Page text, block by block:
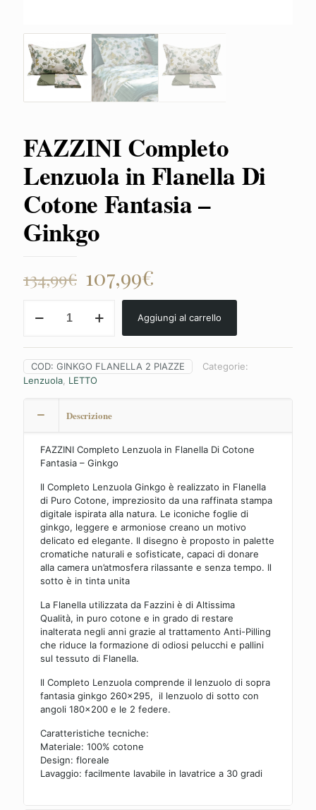
FAZZINI Completo
Lenzuola in Flanella Di
Cotone Fantasia –
Ginkgo
134,99€ Il
prezzo
originale
era:
134,99€.
107,99€
prezzo
attuale
è:
107,99€.
Completo
in
Flanella
Di
Cotone
Fantasia
Aggiungi al carrello
COD: GINKGO FLANELLA 2 PIAZZE
Categorie:
Lenzuola LETTO
Descrizione
FAZZINI Completo Lenzuola in Flanella Di Cotone
Fantasia – Ginkgo
Il Completo Lenzuola Ginkgo è realizzato in Flanella
di Puro Cotone, impreziosito da una raffinata stampa
digitale ispirata alla natura. Le iconiche foglie di
ginkgo, leggere e armoniose creano un motivo
delicato ed elegante. Il disegno è proposto in palette
cromatiche naturali e sofisticate, capaci di donare
alla camera un’atmosfera rilassante e senza tempo. Il
sotto è in tinta unita
La Flanella utilizzata da Fazzini è di Altissima
Qualità, in puro cotone e in grado di restare
inalterata negli anni grazie al trattamentoAnti-Pilling
che riduce la formazione di odiosi pelucchi e pallini
sul tessuto di Flanella.
Il Completo Lenzuola comprende il lenzuolo di sopra
fantasia ginkgo 260×295, il lenzuolo di sotto con
angoli 180×200 e le 2 federe.
Caratteristiche tecniche:
Materiale: 100% cotone
Design: floreale
Lavaggio: facilmente lavabile in lavatrice a 30 gradi